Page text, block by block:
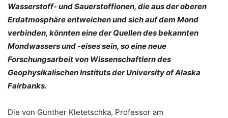
Wasserstoff- und Sauerstoffionen, die aus der oberen
Erdatmosphäre entweichen und sich auf dem Mond
verbinden, könnten eine der Quellen des bekannten
Mondwassers und -eises sein, so eine neue
Forschungsarbeit von Wissenschaftlern des
Geophysikalischen Instituts der University of Alaska
Fairbanks.
Die von Gunther Kletetschka, Professor am